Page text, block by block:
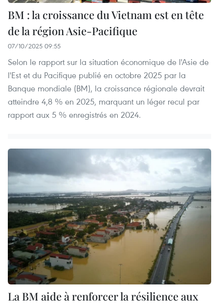
BM : la croissance du Vietnam est en tête
de la région Asie-Pacifique
07/10/2025 09:55
Selon le rapport sur la situation économique de l'Asie de
l'Est et du Pacifique publié en octobre 2025 par la
Banque mondiale (BM), la croissance régionale devrait
atteindre 4,8 % en 2025, marquant un léger recul par
rapport aux 5 % enregistrés en 2024.
La BM aide à renforcer la résilience aux